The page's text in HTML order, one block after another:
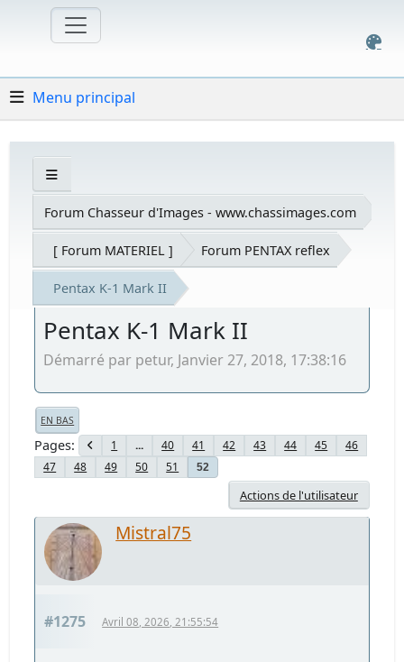
Menu principal
Forum Chasseur d'Images - www.chassimages.com
[ Forum MATERIEL ] Forum PENTAX reflex
Pentax K-1 Mark II
Pentax K-1 Mark II
Démarré par petur, Janvier 27, 2018, 17:38:16
EN BAS
Pages 1 ... 40 41 42 43 44 45
46
47
48 49 50 51 52
Actions de l'utilisateur
Mistral75
#1275 Avril 08, 2026, 21:55:54